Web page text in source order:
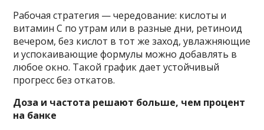
Рабочая стратегия — чередование: кислоты и
витамин С по утрам или в разные дни, ретиноид
вечером, без кислот в тот же заход, увлажняющие
и успокаивающие формулы можно добавлять в
любое окно. Такой график дает устойчивый
прогресс без откатов.
Доза и частота решают больше, чем процент
на банке